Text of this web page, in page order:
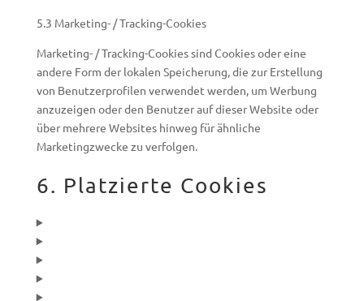
5.3 Marketing- / Tracking-Cookies
Marketing- / Tracking-Cookies sind Cookies oder eine
andere Form der lokalen Speicherung, die zur Erstellung
von Benutzerprofilen verwendet werden, um Werbung
anzuzeigen oder den Benutzer auf dieser Website oder
über mehrere Websites hinweg für ähnliche
Marketingzwecke zu verfolgen.
6. Platzierte Cookies